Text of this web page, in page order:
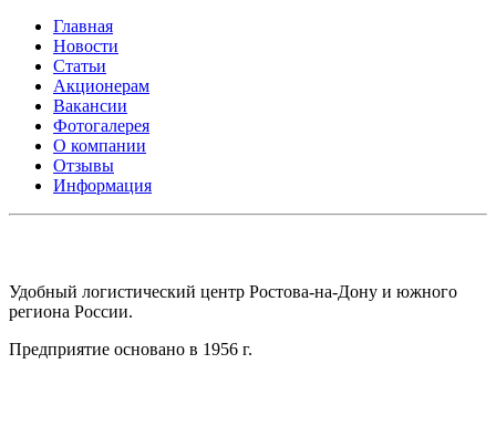
Главная
Новости
Статьи
Акционерам
Вакансии
Фотогалерея
О компании
Отзывы
Информация
Удобный логистический центр Ростова-на-Дону и южного
региона России.
Предприятие основано в 1956 г.